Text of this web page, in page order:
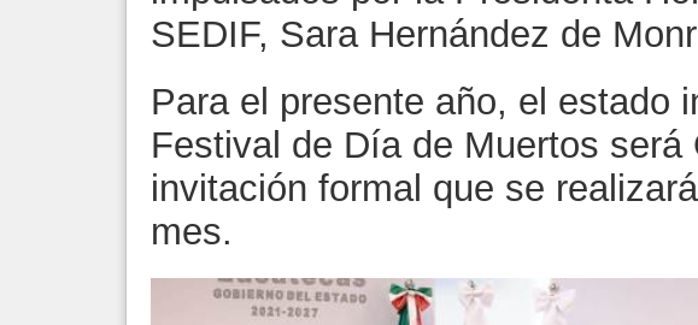
SEDIF, Sara Hernández de
Para el presente año, el estado
Festival de Día de Muertos será
invitación formal que se
mes.